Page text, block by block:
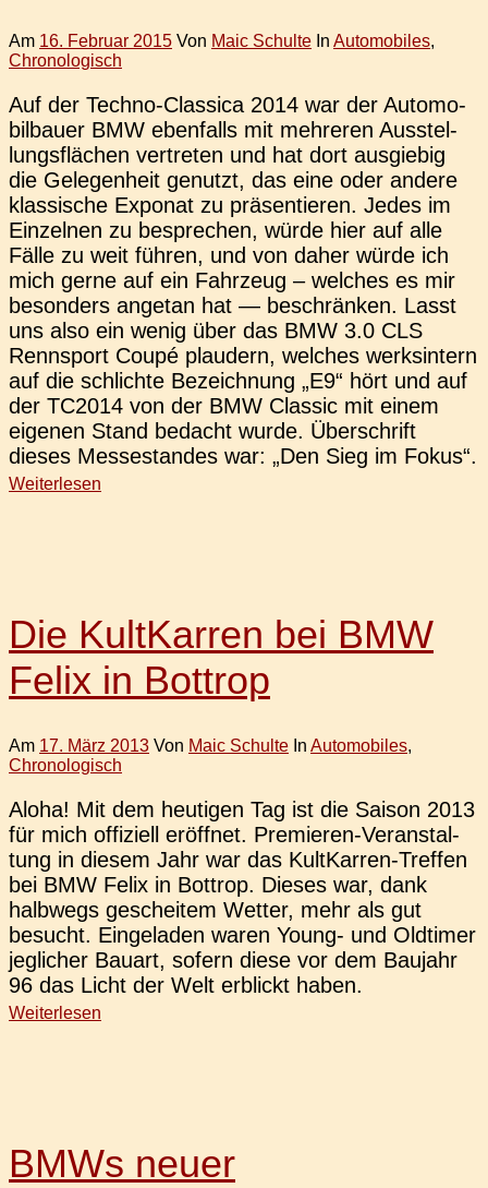
Am 16. Februar 2015 Von Maic Schulte In Automobiles,
Chronologisch
Auf der Techno-Clas­­si­­ca 2014 war der Auto­mo­
bil­bau­er BMW eben­falls mit meh­re­ren Aus­stel­
lungs­flä­chen ver­tre­ten und hat dort aus­gie­big
die Gele­gen­heit genutzt, das eine oder andere
klas­si­sche Expo­nat zu prä­sen­tie­ren. Jedes im
Ein­zel­nen zu bespre­chen, würde hier auf alle
Fälle zu weit führen, und von daher würde ich
mich gerne auf ein Fahr­zeug – wel­ches es mir
beson­ders ange­tan hat — beschrän­ken. Lasst
uns also ein wenig über das BMW 3.0 CLS
Renn­sport Coupé plau­dern, wel­ches werks­in­tern
auf die schlich­te Bezeich­nung „E9“ hört und auf
der TC2014 von der BMW Clas­sic mit einem
eige­nen Stand bedacht wurde. Über­schrift
dieses Mes­se­stan­des war: „Den Sieg im Fokus“.
Weiterlesen
Die KultKarren bei BMW
Felix in Bottrop
Am 17. März 2013 Von Maic Schulte In Automobiles,
Chronologisch
Aloha! Mit dem heu­ti­gen Tag ist die Saison 2013
für mich offi­zi­ell eröff­net. Pre­­mie­­ren-Ver­­an­stal­­
tung in diesem Jahr war das Kul­t­­Kar­­ren-Tre­f­­fen
bei BMW Felix in Bot­trop. Dieses war, dank
halb­wegs geschei­tem Wetter, mehr als gut
besucht. Ein­ge­la­den waren Young- und Old­ti­mer
jeg­li­cher Bauart, sofern diese vor dem Bau­jahr
96 das Licht der Welt erblickt haben.
Weiterlesen
BMWs neuer